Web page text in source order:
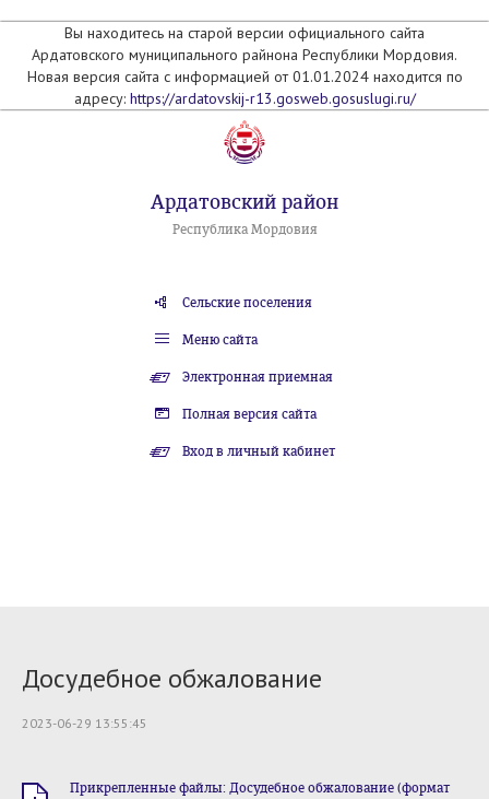
Вы находитесь на старой версии официального сайта
Ардатовского муниципального райнона Республики Мордовия.
Новая версия сайта с информацией от 01.01.2024 находится по
адресу: https://ardatovskij-r13.gosweb.gosuslugi.ru/
Ардатовский район
Республика Мордовия
Сельские поселения
Меню сайта
Электронная приемная
Полная версия сайта
Вход в личный кабинет
Досудебное обжалование
2023-06-29 13:55:45
Прикрепленные файлы: Досудебное обжалование (формат